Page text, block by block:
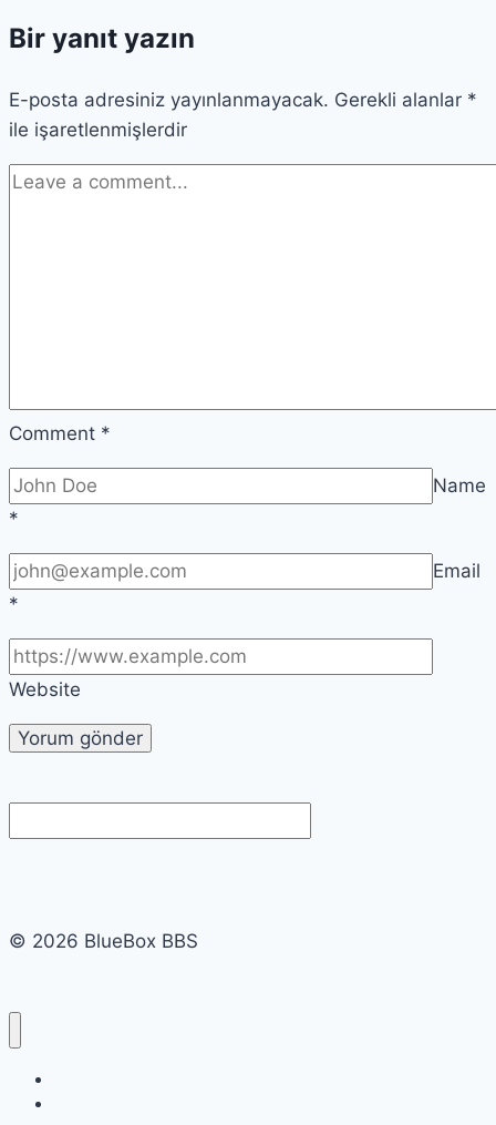
Bir yanıt yazın
E-posta adresiniz yayınlanmayacak. Gerekli alanlar *
ile işaretlenmişlerdir
Comment *
Name
*
Email
*
Website
© 2026 BlueBox BBS